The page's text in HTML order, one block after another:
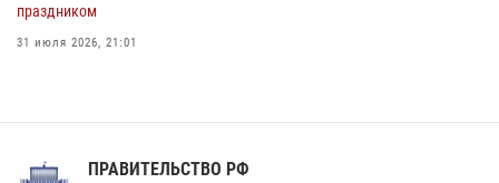
праздником
31 июля 2026, 21:01
ПРАВИТЕЛЬСТВО РФ